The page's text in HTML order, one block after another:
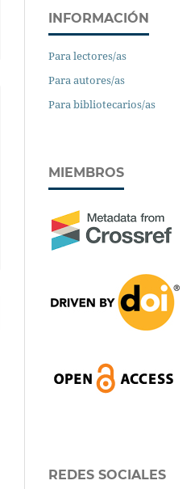
INFORMACIÓN
Para lectores/as
Para autores/as
Para bibliotecarios/as
MIEMBROS
REDES SOCIALES